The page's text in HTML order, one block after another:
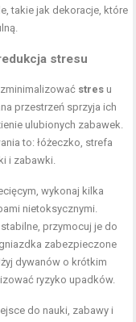
takie jak dekoracje, które
stresu
stres u
przestrzeń sprzyja ich
ulubionych zabawek.
to: łóżeczko, strefa
i zabawki.
wykonaj kilka
nietoksycznymi.
przymocuj je do
zabezpieczone
dywanów o krótkim
ryzyko upadków.
do nauki, zabawy i